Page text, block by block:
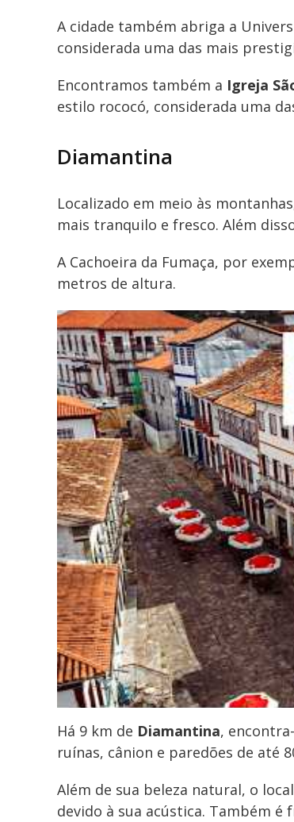
A cidade também abriga a
considerada uma das mais
Encontramos também a Igreja
estilo rococó, considerada uma
Diamantina
Localizado em meio às
mais tranquilo e fresco. Além
A Cachoeira da Fumaça, por
metros de altura.
Há 9 km de Diamantina,
ruínas, cânion e paredões de até
Além de sua beleza natural, o
devido à sua acústica. Também